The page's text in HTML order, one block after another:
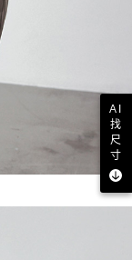
AI
找
尺
寸